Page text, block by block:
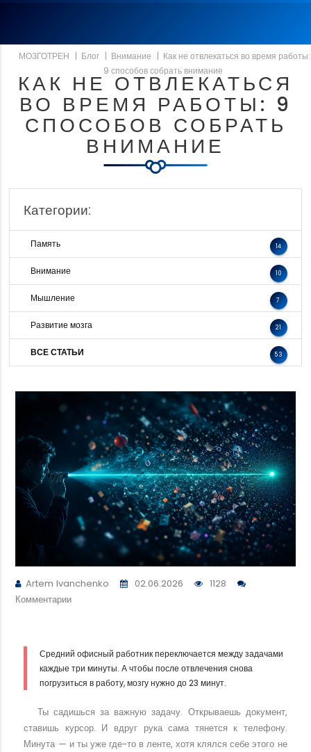
КАК НЕ ОТВЛЕКАТЬСЯ
ВО ВРЕМЯ РАБОТЫ: 9
СПОСОБОВ СОБРАТЬ
ВНИМАНИЕ
МОЗГОТРЕН | Блог | Внимание | Как не отвлекаться во время работы:
9 способов собрать внимание
Категории:
Память 14
Внимание 10
Мышление 7
Развитие мозга 21
ВСЕ СТАТЬИ 53
Artem Ivanchenko 02.06.2026
1128
Комментарии
Средний офисный работник переключается между задачами
каждые три минуты. А чтобы после отвлечения снова
погрузиться в работу, мозгу нужно до 23 минут.
Ты садишься за важную задачу. Открываешь документ,
ставишь курсор. И вдруг рука сама тянется к телефону.
Минута — и ты уже где-то в ленте, хотя клялся себе этого не